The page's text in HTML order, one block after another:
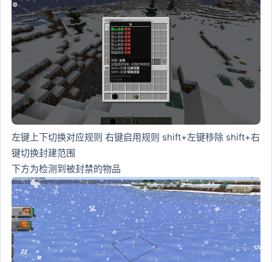
左键上下切换对应规则 右键启用规则 shift+左键移除 shift+右
键切换封建范围
下方为检测到被封禁的物品